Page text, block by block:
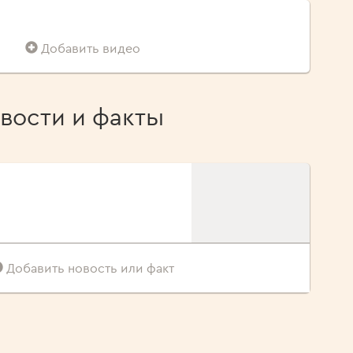
Добавить видео
и факты
Добавить новость или факт